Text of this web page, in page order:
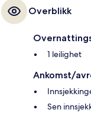
Overblikk
1 leilighet
Ankomst/
Sen